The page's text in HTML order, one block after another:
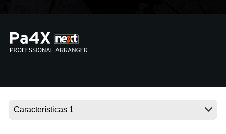
Noticias
Ubicación
Acerca de KORG